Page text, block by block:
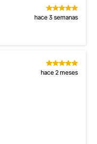
hace 3 semanas
hace 2 meses